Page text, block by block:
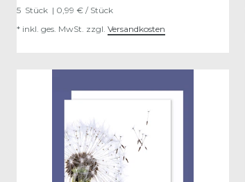
5 Stück | 0,99 € / Stück
* inkl. ges. MwSt. zzgl. Versandkosten